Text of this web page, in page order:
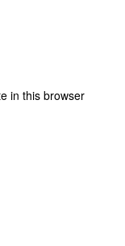
in this browser